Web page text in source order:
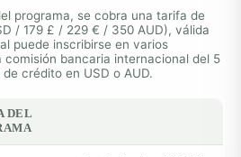
programa, se cobra una tarifa de
/ 179 £ / 229 € / 350 AUD), válida
puede inscribirse en varios
comisión bancaria internacional del 5
crédito en USD o AUD.
DEL